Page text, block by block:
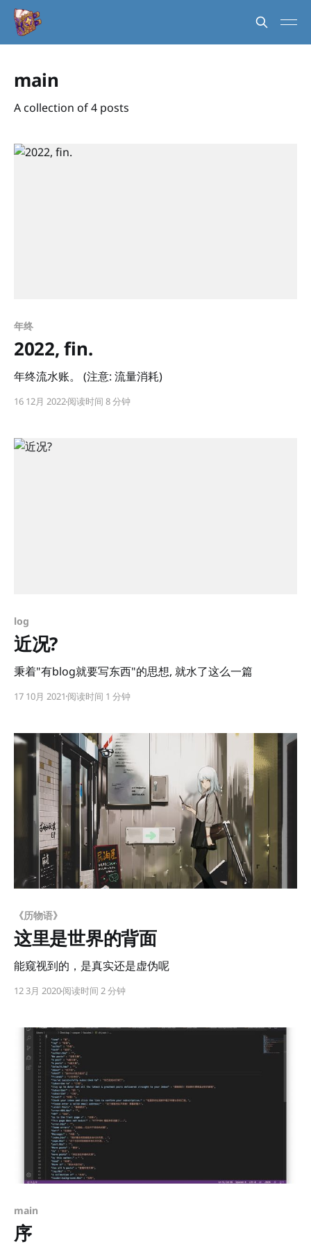
main
A collection of 4 posts
年终
2022, fin.
年终流水账。 (注意: 流量消耗)
16 12月 2022阅读时间 8 分钟
log
近况?
秉着"有blog就要写东西"的思想, 就水了这么一篇
17 10月 2021 阅读时间 1 分钟
《历物语》
这里是世界的背面
能窥视到的，是真实还是虚伪呢
12 3月 2020阅读时间 2 分钟
main
序